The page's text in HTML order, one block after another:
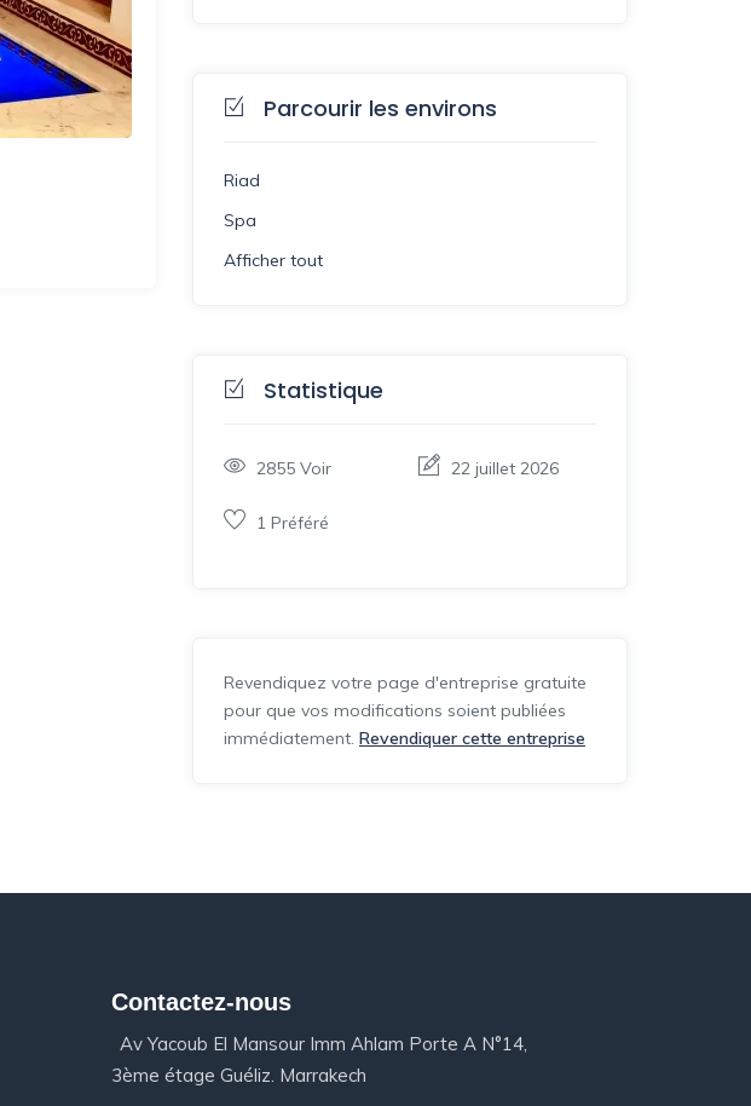
Parcourir les environs
Riad
Spa
Afficher tout
Statistique
2855 Voir
1 Préféré
22 juillet 2026
Revendiquez votre page d'entreprise gratuite
pour que vos modifications soient publiées
immédiatement. Revendiquer cette entreprise
Contactez-nous
Av Yacoub El Mansour Imm Ahlam Porte A N°14,
3ème étage Guéliz. Marrakech